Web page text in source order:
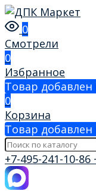
0
Смотрели
0
Избранное
Товар
0
Корзина
Товар добавлен
+7-495-241-10-86